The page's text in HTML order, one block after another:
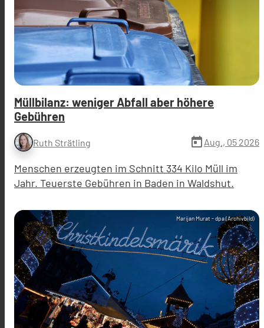
Müllbilanz: weniger Abfall aber höhere
Gebühren
Ruth Strätling today Aug., 05 2026
Menschen erzeugten im Schnitt 334 Kilo Müll im
Jahr. Teuerste Gebühren in Baden in Waldshut.
Marijan Murat - dpa (Archivbild)